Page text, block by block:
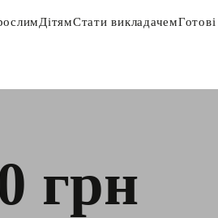
ДітямСтати викладачем
грн